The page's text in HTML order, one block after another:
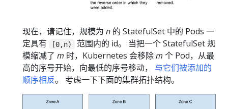
现在，请记住，规模为 n 的 StatefulSet 中的 Pods 一
定具有
[0,n)
范围内的 id。 当把一个 StatefulSet 规
模缩减了 m 时，Kubernetes 会移除m 个 Pod，从最
高的序号开始，向最低的序号移动， 与它们被添加的
顺序相反。 考虑一下下面的集群拓扑结构。